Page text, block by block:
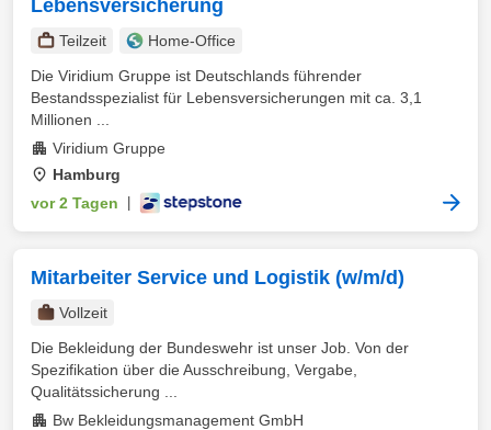
Lebensversicherung
Teilzeit
Home-Office
Die Viridium Gruppe ist Deutschlands führender
Bestandsspezialist für Lebensversicherungen mit ca. 3,1
Millionen ...
Viridium Gruppe
Hamburg
vor 2 Tagen
Mitarbeiter Service und Logistik (w/m/d)
Vollzeit
Die Bekleidung der Bundeswehr ist unser Job. Von der
Spezifikation über die Ausschreibung, Vergabe,
Qualitätssicherung ...
Bw Bekleidungsmanagement GmbH